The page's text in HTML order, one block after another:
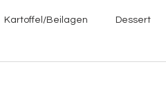
Kartoffel/Beilagen Dessert